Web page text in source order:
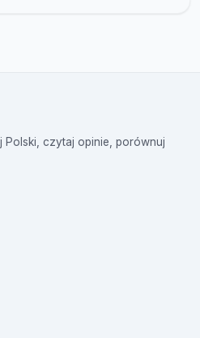
Polski, czytaj opinie, porównuj